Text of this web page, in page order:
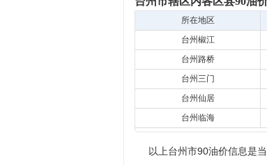
所在地区
台州椒江
台州路桥
台州三门
台州仙居
台州临海
以上台州市90油价信息是